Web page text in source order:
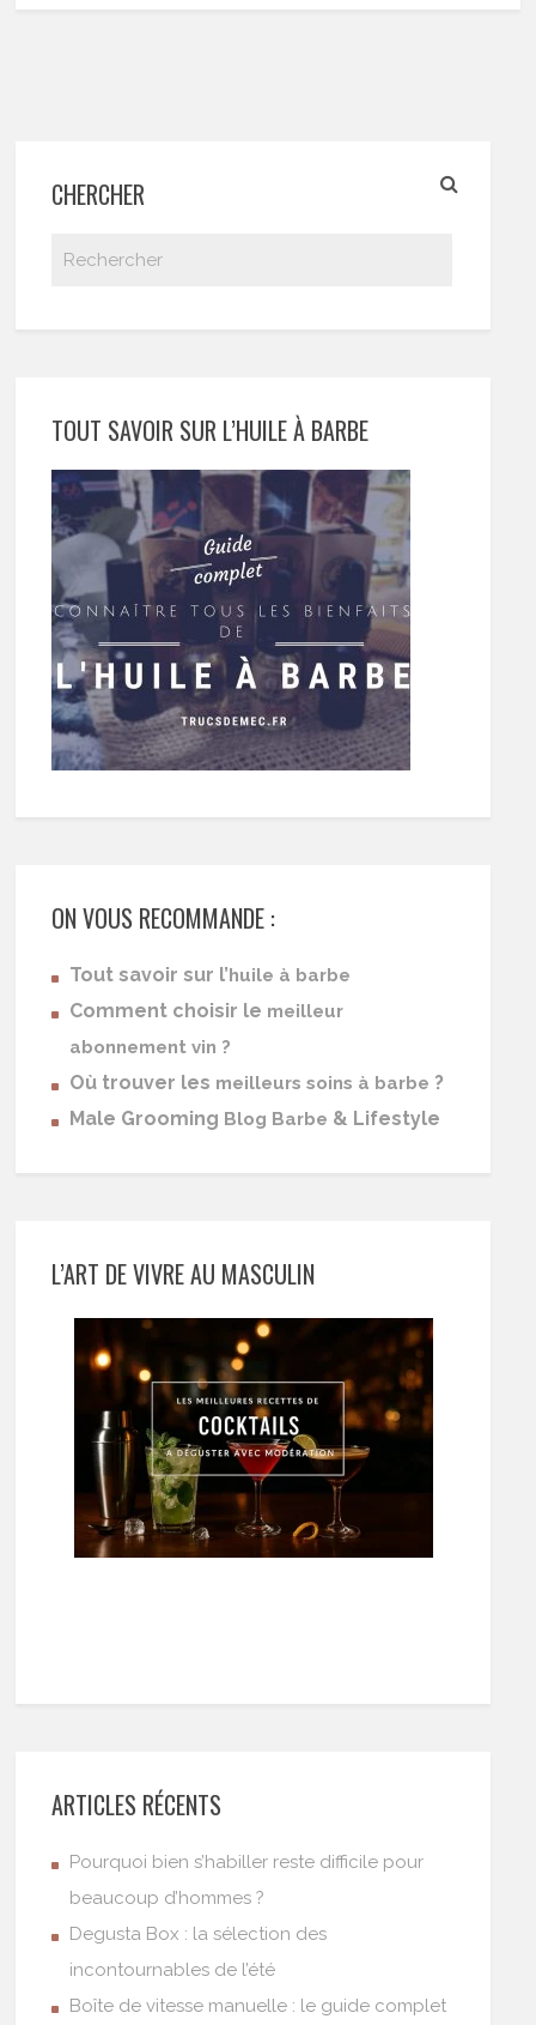
CHERCHER
TOUT SAVOIR SUR L’HUILE À BARBE
ON VOUS RECOMMANDE :
Tout savoir sur l’huile à barbe
Comment choisir le meilleur
abonnement vin ?
Où trouver les meilleurs soins à barbe ?
Male Grooming Blog Barbe & Lifestyle
L’ART DE VIVRE AU MASCULIN
ARTICLES RÉCENTS
Pourquoi bien s’habiller reste difficile pour
beaucoup d’hommes ?
Degusta Box : la sélection des
incontournables de l’été
Boîte de vitesse manuelle : le guide complet